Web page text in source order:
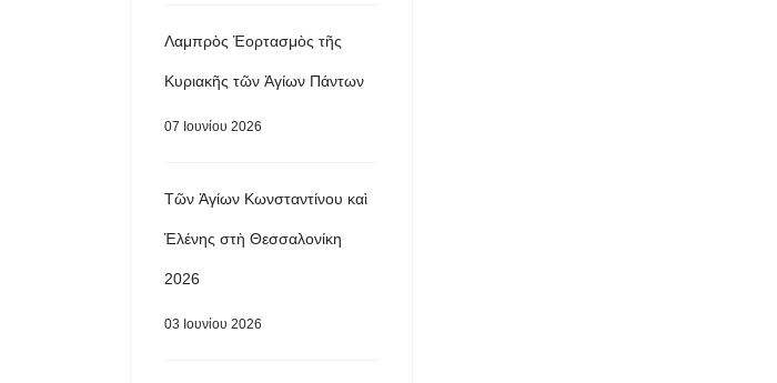
Λαμπρὸς Ἑορτασμὸς τῆς
Κυριακῆς τῶν Ἁγίων Πάντων
07 Ιουνίου 2026
Τῶν Ἁγίων Κωνσταντίνου καὶ
Ἑλένης στὴ Θεσσαλονίκη
2026
03 Ιουνίου 2026